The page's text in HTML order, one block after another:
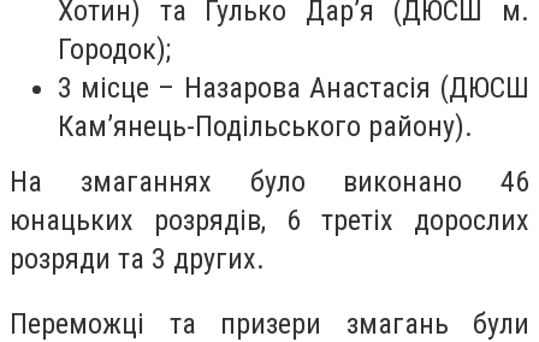
Хотин) та Гулько Дар’я (ДЮСШ м.
Городок);
3 місце – Назарова Анастасія (ДЮСШ
Кам’янець-Подільського району).
На змаганнях було виконано 46
юнацьких розрядів, 6 третіх дорослих
розряди та 3 других.
Переможці та призери змагань були